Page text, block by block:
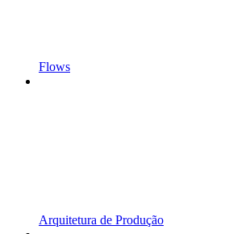
Flows
Arquitetura de Produção